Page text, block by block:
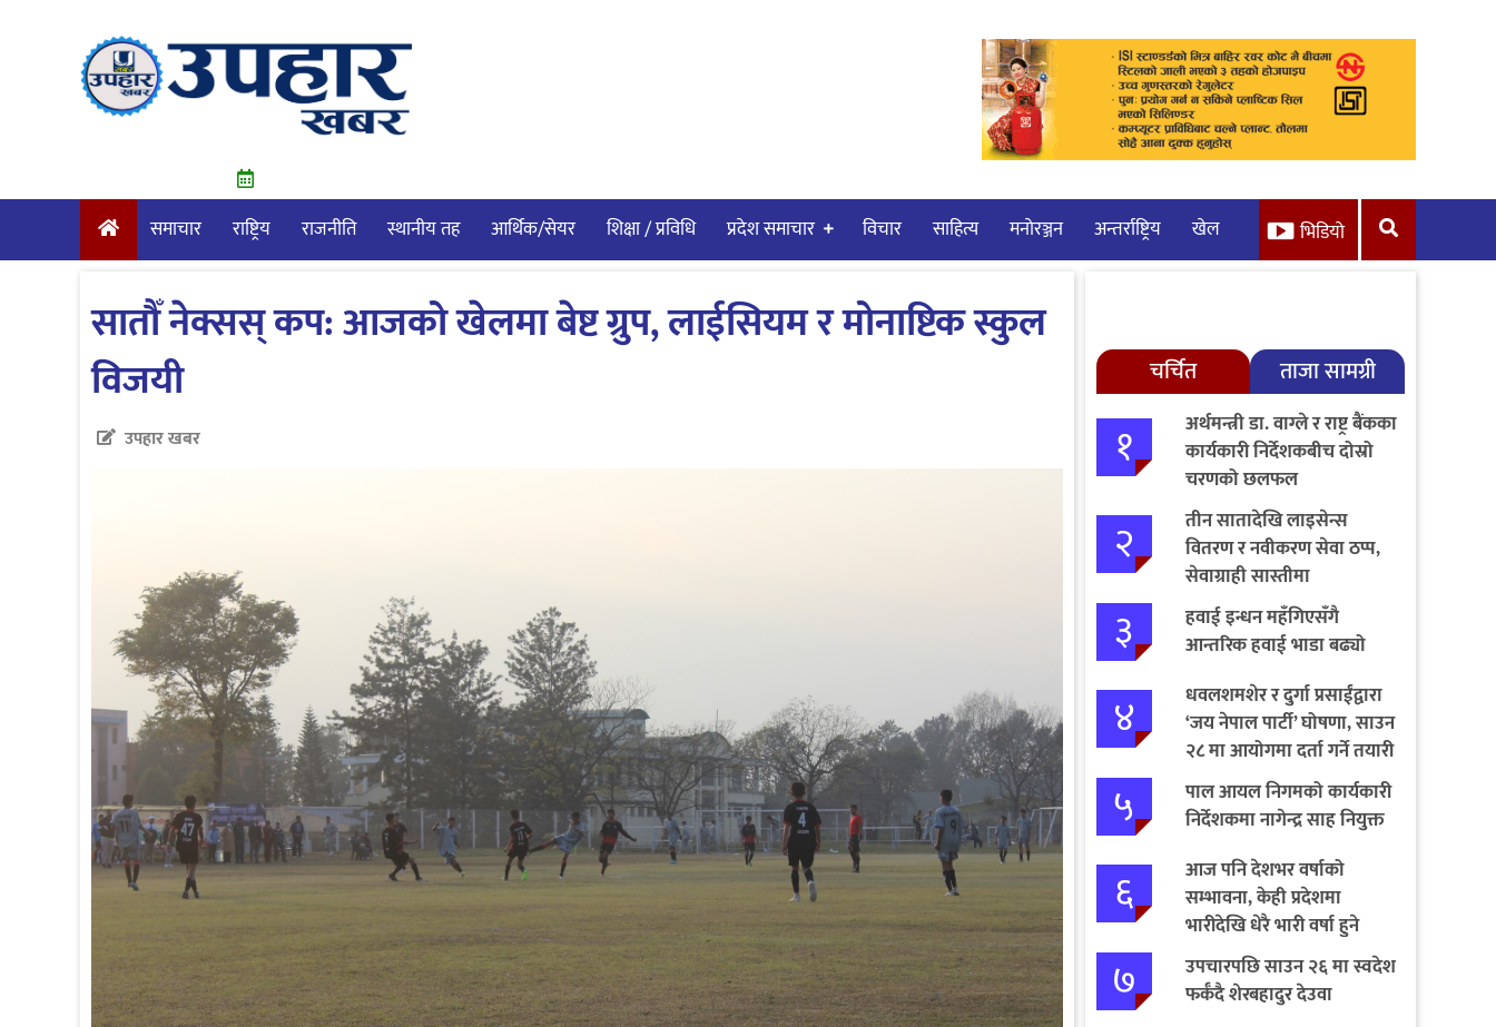
समाचार राष्ट्रिय राजनीति स्थानीय तह आर्थिक/सेयर शिक्षा / प्रविधि प्रदेश समाचार विचार साहित्य मनाेरञ्जन अन्तर्राष्ट्रिय खेल भिडियो
सातौँ नेक्सस् कप: आजको खेलमा बेष्ट ग्रुप, लाईसियम र मोनाष्टिक स्कुल
विजयी
उपहार खबर
चर्चित ताजा सामग्री
१
अर्थमन्त्री डा. वाग्ले र राष्ट्र बैंकका
कार्यकारी निर्देशकबीच दोस्रो
चरणको छलफल
२
तीन सातादेखि लाइसेन्स
वितरण र नवीकरण सेवा ठप्प,
सेवाग्राही सास्तीमा
३
हवाई इन्धन महँगिएसँगै
आन्तरिक हवाई भाडा बढ्यो
४
धवलशमशेर र दुर्गा प्रसाईंद्वारा
‘जय नेपाल पार्टी’ घोषणा, साउन
२८ मा आयोगमा दर्ता गर्ने तयारी
५
पाल आयल निगमको कार्यकारी
निर्देशकमा नागेन्द्र साह नियुक्त
६
आज पनि देशभर वर्षाको
सम्भावना, केही प्रदेशमा
भारीदेखि धेरै भारी वर्षा हुने
चेतावनी
७
उपचारपछि साउन २६ मा स्वदेश
फर्कँदै शेरबहादुर देउवा